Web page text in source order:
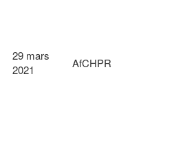
29 mars
2021
AfCHPR